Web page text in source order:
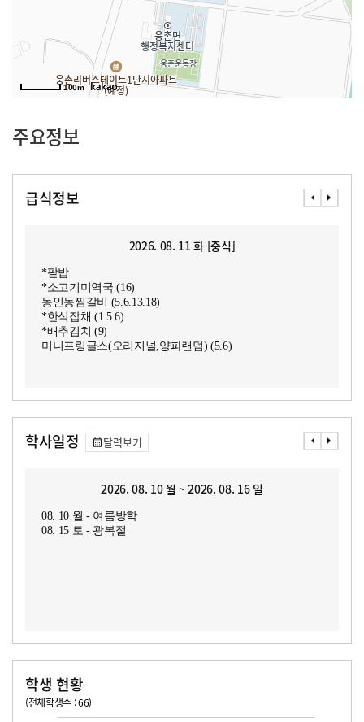
100m
주요정보
급식정보
2026. 08. 11 화 [중식]
*팥밥
*소고기미역국 (16)
동인동찜갈비 (5.6.13.18)
*한식잡채 (1.5.6)
*배추김치 (9)
미니프링글스(오리지널,양파랜덤) (5.6)
학사일정 달력보기
2026. 08. 10 월 ~ 2026. 08. 16 일
08. 10 월 - 여름방학
08. 15 토 - 광복절
학생 현황
(전체학생수 : 66)